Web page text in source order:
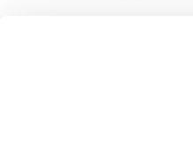
Annuleren &
Zakelijk boeken